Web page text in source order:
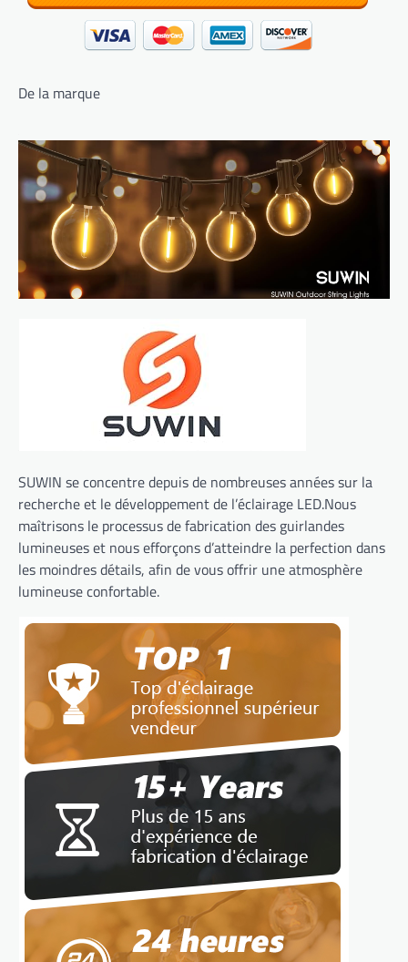
De la marque
SUWIN se concentre depuis de nombreuses années sur la
recherche et le développement de l’éclairage LED.Nous
maîtrisons le processus de fabrication des guirlandes
lumineuses et nous efforçons d’atteindre la perfection dans
les moindres détails, afin de vous offrir une atmosphère
lumineuse confortable.